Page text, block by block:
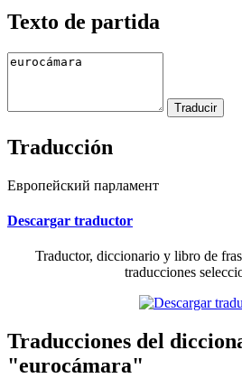
Texto de partida
Traducción
Европейский парламент
Descargar traductor
Traductor, diccionario y libro de
traducciones
Traducciones del
"eurocámara"